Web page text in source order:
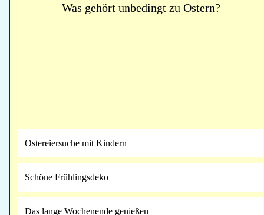
Was gehört unbedingt zu Ostern?
Ostereiersuche mit Kindern
Schöne Frühlingsdeko
Das lange Wochenende genießen